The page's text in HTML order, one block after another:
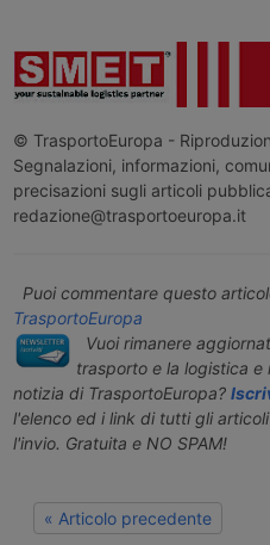
© TrasportoEuropa -
Segnalazioni, informazioni,
precisazioni sugli articoli
redazione@trasportoeuropa.it
Puoi commentare questo
TrasportoEuropa
Vuoi rimanere
trasporto e la logistica e
notizia di TrasportoEuropa?
l'elenco ed i link di tutti gli
l'invio. Gratuita e NO SPAM!
« Articolo precedente